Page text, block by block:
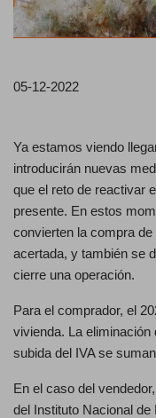
05-12-2022
Ya estamos viendo
introducirán nuevas
que el reto de reactivar
presente. En estos
convierten la compra
acertada, y también se
cierre una operación.
Para el comprador, el
vivienda. La
subida del IVA se
En el caso del
del Instituto Nacional